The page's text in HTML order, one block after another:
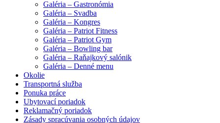
Galéria – Gastronómia
Galéria – Svadba
Galéria – Kongres
Galéria – Patriot Fitness
Galéria – Patriot Gym
Galéria – Bowling bar
Galéria – Raňajkový salónik
Galéria – Denné menu
Okolie
Transportná služba
Ponuka práce
Ubytovací poriadok
Reklamačný poriadok
Zásady spracúvania osobných údajov